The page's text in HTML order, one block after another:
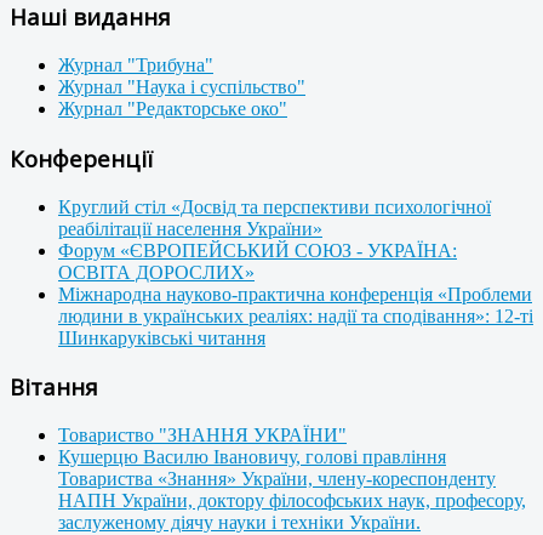
Наші видання
Журнал "Трибуна"
Журнал "Наука і суспільство"
Журнал "Редакторське око"
Конференції
Круглий стіл «Досвід та перспективи психологічної
реабілітації населення України»
Форум «ЄВРОПЕЙСЬКИЙ СОЮЗ - УКРАЇНА:
ОСВІТА ДОРОСЛИХ»
Міжнародна науково-практична конференція «Проблеми
людини в українських реаліях: надії та сподівання»: 12-ті
Шинкаруківські читання
Вітання
Товариство "ЗНАННЯ УКРАЇНИ"
Кушерцю Василю Івановичу, голові правління
Товариства «Знання» України, члену-кореспонденту
НАПН України, доктору філософських наук, професору,
заслуженому діячу науки і техніки України.